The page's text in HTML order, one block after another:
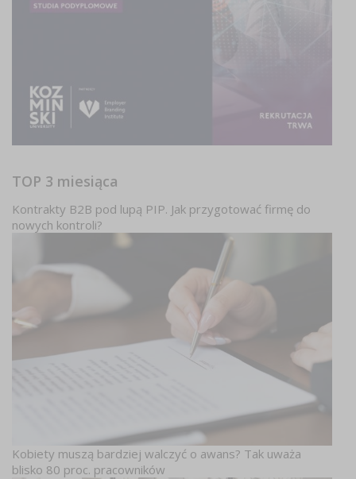
TOP 3 miesiąca
Kontrakty B2B pod lupą PIP. Jak przygotować firmę do
nowych kontroli?
Kobiety muszą bardziej walczyć o awans? Tak uważa
blisko 80 proc. pracowników